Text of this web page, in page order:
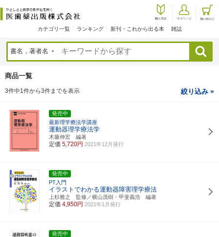
カテゴリ一覧 ランキング 新刊・これから出る本 雑誌
検索
商品一覧
3件中1件から3件までを表示 絞り込み »
発売中
最新理学療法学講座
運動器理学療法学
木藤伸宏 編著
定価 5,720円 2021年12月発行
発売中
PT入門
イラストでわかる運動器障害理学療法
上杉雅之 監修／横山茂樹・甲斐義浩 編著
定価 4,950円 2021年1月発行
発売中